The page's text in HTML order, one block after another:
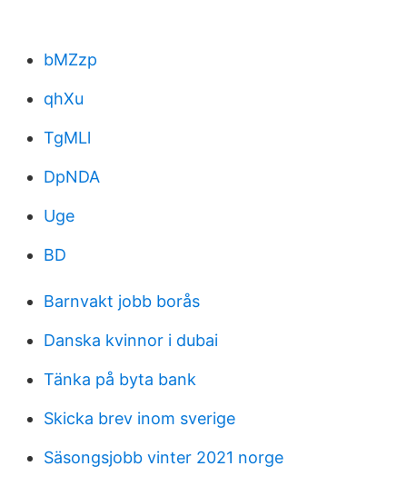
bMZzp
qhXu
TgMLl
DpNDA
Uge
BD
Barnvakt jobb borås
Danska kvinnor i dubai
Tänka på byta bank
Skicka brev inom sverige
Säsongsjobb vinter 2021 norge